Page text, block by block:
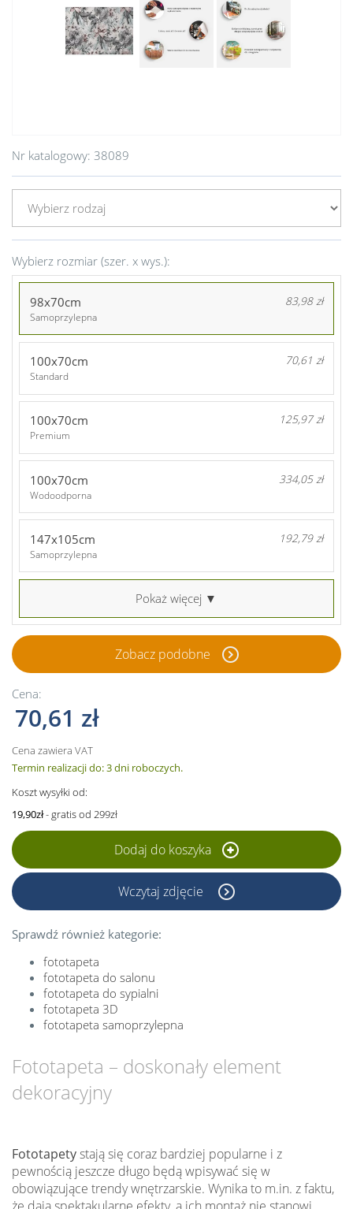
Nr katalogowy: 38089
Wybierz rozmiar (szer. x wys.):
98x70cm 83,98 zł
Samoprzylepna
100x70cm 70,61 zł
Standard
100x70cm 125,97 zł
Premium
100x70cm 334,05 zł
Wodoodporna
147x105cm 192,79 zł
Samoprzylepna
Pokaż więcej ▼
Zobacz podobne
Cena:
70,61 zł
Cena zawiera VAT
Termin realizacji do: 3 dni roboczych.
Koszt wysyłki od:
19,90zł- gratis od 299zł
Dodaj do koszyka
Wczytaj zdjęcie
Sprawdź również kategorie:
fototapeta
fototapeta do salonu
fototapeta do sypialni
fototapeta 3D
fototapeta samoprzylepna
Fototapeta – doskonały element
dekoracyjny
Fototapetystają się coraz bardziej popularne i z
pewnością jeszcze długo będą wpisywać się w
obowiązujące trendy wnętrzarskie. Wynika to m.in. z faktu,
że dają spektakularne efekty, a ich montaż nie stanowi